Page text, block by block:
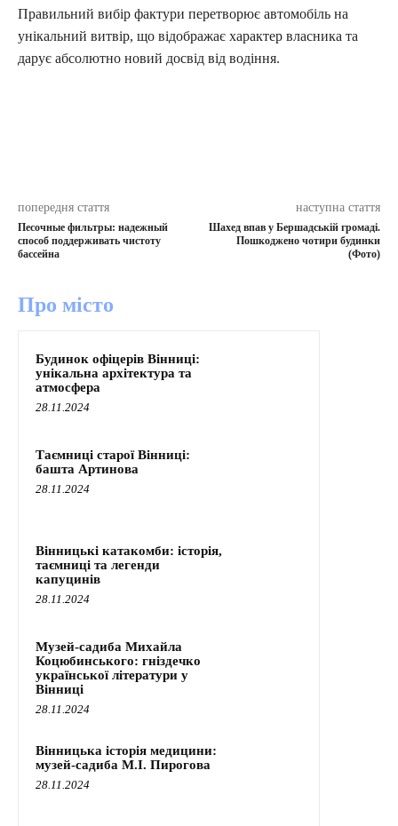
Правильний вибір фактури перетворює автомобіль на
унікальний витвір, що відображає характер власника та
дарує абсолютно новий досвід від водіння.
попередня стаття
Песочные фильтры: надежный
способ поддерживать чистоту
бассейна
наступна стаття
Шахед впав у Бершадській громаді.
Пошкоджено чотири будинки
(Фото)
Про місто
Будинок офіцерів Вінниці:
унікальна архітектура та
атмосфера
28.11.2024
Таємниці старої Вінниці:
башта Артинова
28.11.2024
Вінницькі катакомби: історія,
таємниці та легенди
капуцинів
28.11.2024
Музей-садиба Михайла
Коцюбинського: гніздечко
української літератури у
Вінниці
28.11.2024
Вінницька історія медицини:
музей-садиба М.І. Пирогова
28.11.2024